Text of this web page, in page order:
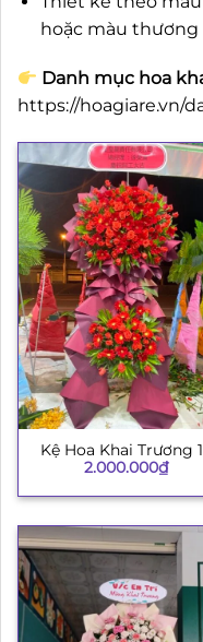
hoặc màu thương
Danh mục hoa
https://hoagiare.vn/
Kệ Hoa Khai Trương
2.000.000₫